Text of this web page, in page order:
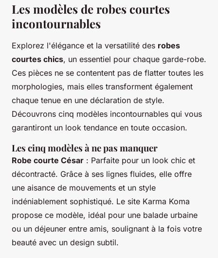
Les modèles de robes courtes
incontournables
Explorez l'élégance et la versatilité des robes
courtes chics, un essentiel pour chaque garde-robe.
Ces pièces ne se contentent pas de flatter toutes les
morphologies, mais elles transforment également
chaque tenue en une déclaration de style.
Découvrons cinq modèles incontournables qui vous
garantiront un look tendance en toute occasion.
Les cinq modèles à ne pas manquer
Robe courte César : Parfaite pour un look chic et
décontracté. Grâce à ses lignes fluides, elle offre
une aisance de mouvements et un style
indéniablement sophistiqué. Le site Karma Koma
propose ce modèle, idéal pour une balade urbaine
ou un déjeuner entre amis, soulignant à la fois votre
beauté avec un design subtil.